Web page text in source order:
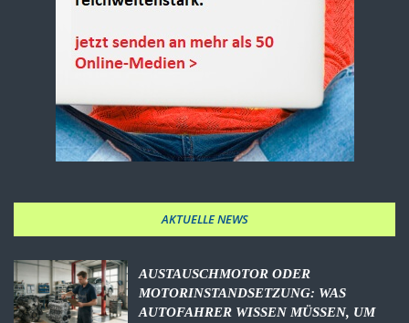
AKTUELLE NEWS
AUSTAUSCHMOTOR ODER
MOTORINSTANDSETZUNG: WAS
AUTOFAHRER WISSEN MÜSSEN, UM